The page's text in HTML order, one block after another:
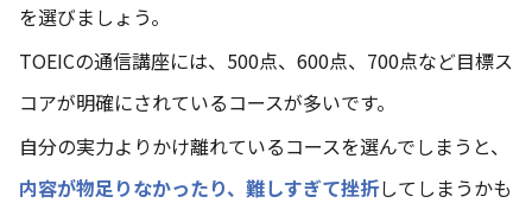
を選びましょう。
TOEICの通信講座には、500点、600点、700点など目標ス
コアが明確にされているコースが多いです。
自分の実力よりかけ離れているコースを選んでしまうと、
内容が物足りなかったり、難しすぎて挫折してしまうかも